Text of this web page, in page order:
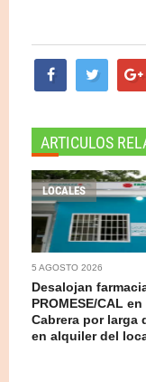
ARTICULOS
LOCALES
5 AGOSTO 2026
Desalojan
PROMESE/CAL en
Cabrera por larga
en alquiler del